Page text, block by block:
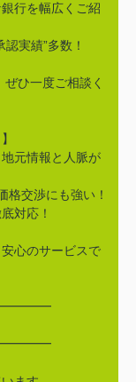
行を幅広くご紹
実績”多数！
ひ一度ご相談く
元情報と人脈が
格交渉にも強い！
対応！
心のサービスで